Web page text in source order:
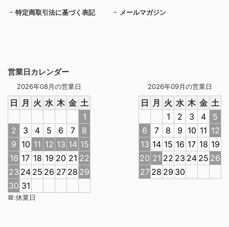
営業日カレンダー
2026年08月の営業日
日 月 火 水 木 金 土
1
2
3 4 5 6 7
8
9 10 11 12 13 14 15
16 17 18 19 20 21 22
23 24 25 26 27 28 29
30 31
2026年09月の営業日
日 月 火 水 木 金 土
1
2 3 4
5
6
7 8 9 10 11 12
13 14 15 16 17 18 19
20 21 22 23 24 25 26
27 28 29 30
■:休業日
特定商取引法に基づく表記 メールマガジン